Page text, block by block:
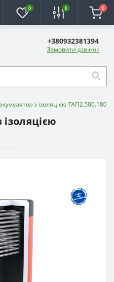
0 0 0
+380932381394
Замовити дзвінок
з ізоляцією ТАП2.500.180